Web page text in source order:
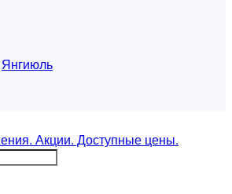
Янгиюль
Акции. Доступные цены.